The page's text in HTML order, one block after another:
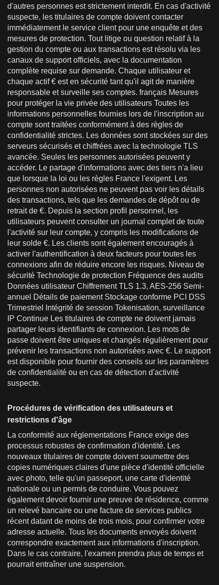
d'autres personnes est strictement interdit. En cas d'activité
suspecte, les titulaires de compte doivent contacter
immédiatement le service client pour une enquête et des
mesures de protection. Tout litige ou question relatif à la
gestion du compte ou aux transactions est résolu via les
canaux de support officiels, avec la documentation
complète requise sur demande. Chaque utilisateur et
chaque actif € est en sécurité tant qu'il agit de manière
responsable et surveille ses comptes. français Mesures
pour protéger la vie privée des utilisateurs Toutes les
informations personnelles fournies lors de l'inscription au
compte sont traitées conformément à des règles de
confidentialité strictes. Les données sont stockées sur des
serveurs sécurisés et chiffrées avec la technologie TLS
avancée. Seules les personnes autorisées peuvent y
accéder. Le partage d'informations avec des tiers n'a lieu
que lorsque la loi ou les règles France l'exigent. Les
personnes non autorisées ne peuvent pas voir les détails
des transactions, tels que les demandes de dépôt ou de
retrait de €. Depuis la section profil personnel, les
utilisateurs peuvent consulter un journal complet de toute
l'activité sur leur compte, y compris les modifications de
leur solde €. Les clients sont également encouragés à
activer l'authentification à deux facteurs pour toutes les
connexions afin de réduire encore les risques. Niveau de
sécurité Technologie de protection Fréquence des audits
Données utilisateur Chiffrement TLS 1.3, AES-256 Semi-
annuel Détails de paiement Stockage conforme PCI DSS
Trimestriel Intégrité de session Tokenisation, surveillance
IP Continue Les titulaires de compte ne doivent jamais
partager leurs identifiants de connexion. Les mots de
passe doivent être uniques et changés régulièrement pour
prévenir les transactions non autorisées avec €. Le support
est disponible pour fournir des conseils sur les paramètres
de confidentialité ou en cas de détection d'activité
suspecte.
Procédures de vérification des utilisateurs et
restrictions d'âge
La conformité aux réglementations France exige des
processus robustes de confirmation d'identité. Les
nouveaux titulaires de compte doivent soumettre des
copies numériques claires d'une pièce d'identité officielle
avec photo, telle qu'un passeport, une carte d'identité
nationale ou un permis de conduire. Vous pouvez
également devoir fournir une preuve de résidence, comme
un relevé bancaire ou une facture de services publics
récent datant de moins de trois mois, pour confirmer votre
adresse actuelle. Tous les documents envoyés doivent
correspondre exactement aux informations d'inscription.
Dans le cas contraire, l'examen prendra plus de temps et
pourrait entraîner une suspension.